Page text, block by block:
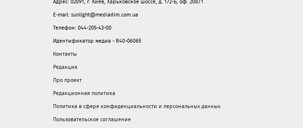
Адрес: 02091, г. Киев, Харьковское шоссе, д. 172-Б, оф. 208/1
E-mail: sunlight@mediadim.com.ua
Телефон: 044-205-43-00
Идентификатор медиа - R40-06065
Контакты
Редакция
Про проект
Редакционная политика
Политика в сфере конфиденциальности и персональных данных
Пользовательское соглашение